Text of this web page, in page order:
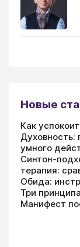
Новые
Как
Духовность:
умного
Синтон-
терапия:
Обида:
Три
Манифест